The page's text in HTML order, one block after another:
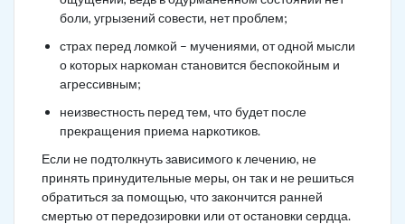
боли, угрызений совести, нет проблем;
страх перед ломкой – мучениями, от одной мысли
о которых наркоман становится беспокойным и
агрессивным;
неизвестность перед тем, что будет после
прекращения приема наркотиков.
Если не подтолкнуть зависимого к лечению, не
принять принудительные меры, он так и не решиться
обратиться за помощью, что закончится ранней
смертью от передозировки или от остановки сердца.